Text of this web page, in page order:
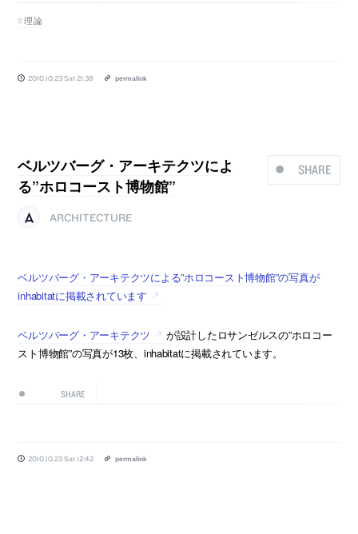
理論
2010.10.23 Sat 21:38 permalink
SHARE
ベルツバーグ・アーキテクツによ
る”ホロコースト博物館”
ARCHITECTURE
ベルツバーグ・アーキテクツによる”ホロコースト博物館”の写真が
inhabitatに掲載されています
ベルツバーグ・アーキテクツ
が設計したロサンゼルスの”ホロコー
スト博物館”の写真が13枚、inhabitatに掲載されています。
SHARE
2010.10.23 Sat 12:42 permalink